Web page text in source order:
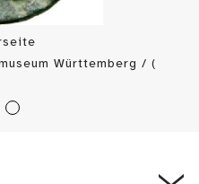
Württemberg / (